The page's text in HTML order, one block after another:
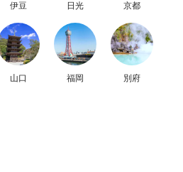
伊豆 日光 京都
山口 福岡 別府